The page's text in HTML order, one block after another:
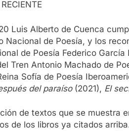
Luis Alberto de Cuenca
Nacional de Poesía, y los
de Poesía Federico
Tren Antonio Machado de
Sofía de Poesía
del paraíso(2021), El
de textos que se muestra
de los libros ya citados